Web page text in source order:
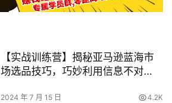
【实战训练营】揭秘亚马逊蓝海市
场选品技巧，巧妙利用信息不对
2024 年 7 月 15 日 4.2K